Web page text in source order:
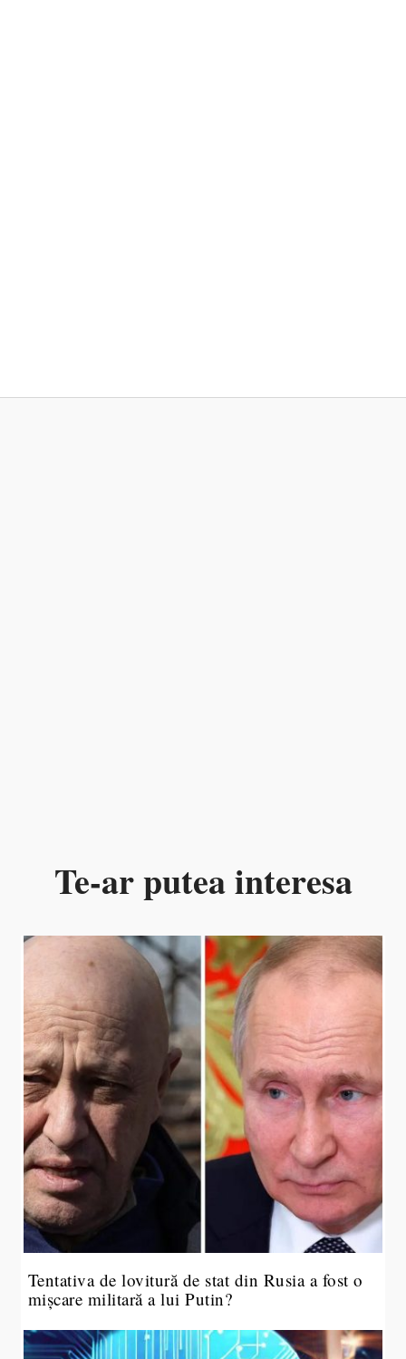
Te-ar putea interesa
Tentativa de lovitură de stat din Rusia a fost o
mișcare militară a lui Putin?